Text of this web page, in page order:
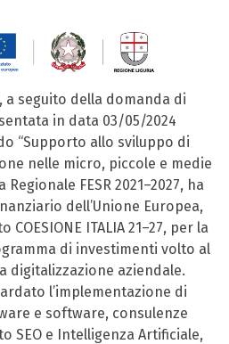
a seguito della domanda di
in data 03/05/2024
“Supporto allo sviluppo di
nelle micro, piccole e medie
FESR 2021–2027, ha
dell’Unione Europea,
ITALIA 21–27, per la
di investimenti volto al
digitalizzazione aziendale.
l’implementazione di
e software, consulenze
SEO e Intelligenza Artificiale,